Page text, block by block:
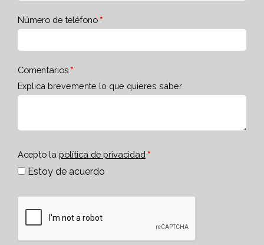
Número de teléfono
Comentarios
Explica brevemente lo que quieres saber
Acepto la política de privacidad
Estoy de acuerdo